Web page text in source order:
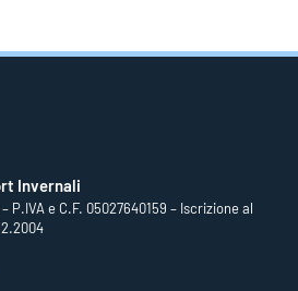
Invernali
P.IVA e C.F. 05027640159 – Iscrizione al